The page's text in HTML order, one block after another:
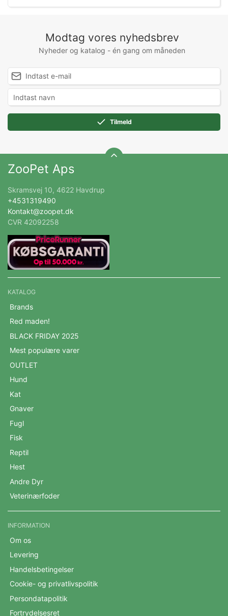
Modtag vores nyhedsbrev
Nyheder og katalog - én gang om måneden
Tilmeld
ZooPet Aps
Skramsvej 10, 4622 Havdrup
+4531319490
Kontakt@zoopet.dk
CVR 42092258
KATALOG
Brands
Red maden!
BLACK FRIDAY 2025
Mest populære varer
OUTLET
Hund
Kat
Gnaver
Fugl
Fisk
Reptil
Hest
Andre Dyr
Veterinærfoder
INFORMATION
Om os
Levering
Handelsbetingelser
Cookie- og privatlivspolitik
Persondatapolitik
Fortrydelsesret